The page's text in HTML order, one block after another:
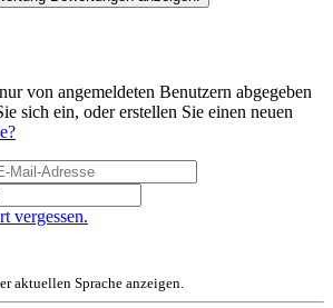
von angemeldeten Benutzern abgegeben
sich ein, oder erstellen Sie einen neuen
vergessen.
aktuellen Sprache anzeigen.